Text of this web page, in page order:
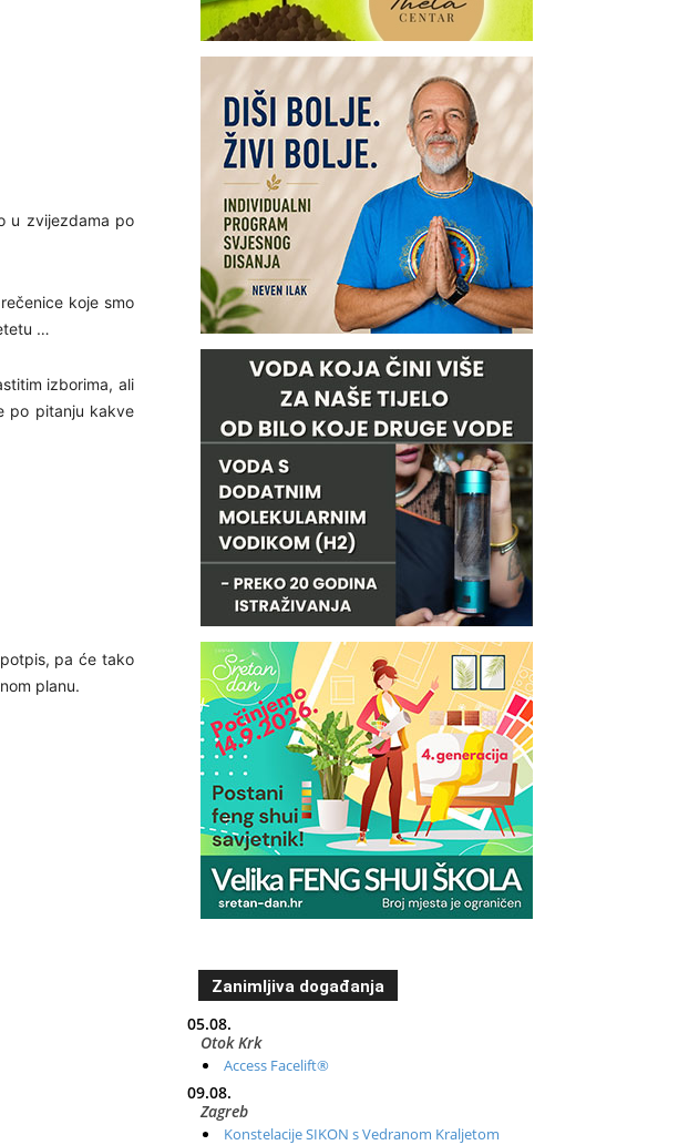
u zvijezdama po
koje smo
…
izborima, ali
po pitanju kakve
pa će tako
planu.
Zanimljiva događanja
05.08.
Otok Krk
Access Facelift®
09.08.
Zagreb
Konstelacije SIKON s Vedranom Kraljetom